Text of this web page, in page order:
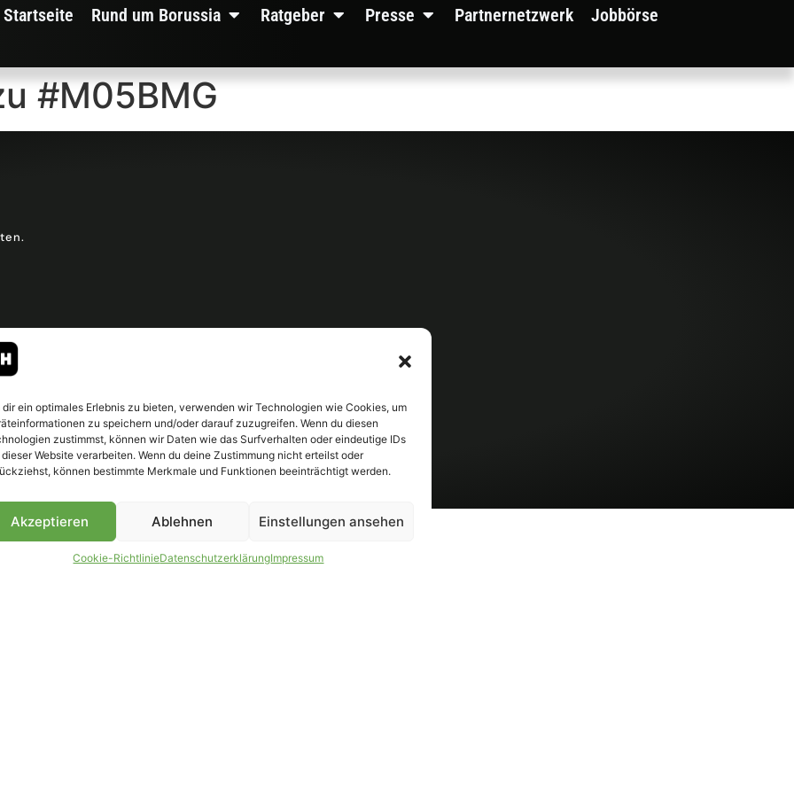
dir ein optimales Erlebnis zu bieten, verwenden wir Technologien wie Cookies, um
zu speichern und/oder darauf zuzugreifen. Wenn du diesen
zustimmst, können wir Daten wie das Surfverhalten oder eindeutige IDs
Website verarbeiten. Wenn du deine Zustimmung nicht erteilst oder
können bestimmte Merkmale und Funktionen beeinträchtigt werden.
Akzeptieren Ablehnen Einstellungen ansehen
Cookie-RichtlinieDatenschutzerklärungImpressum
Startseite Rund um Borussia Ratgeber Presse Partnernetzwerk Jobbörse
#M05BMG